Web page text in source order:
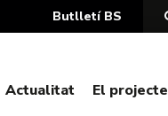
Butlletí BS
Actualitat El projecte